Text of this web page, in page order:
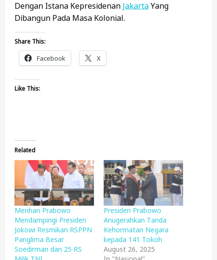
Dengan Istana Kepresidenan JakartaYang
Dibangun Pada Masa Kolonial.
Share This:
Facebook X
Like This:
Related
Menhan Prabowo
Mendampingi Presiden
Jokowi Resmikan RSPPN
Panglima Besar
Soedirman dan 25 RS
Presiden Prabowo
Anugerahkan Tanda
Kehormatan Negara
kepada 141 Tokoh
August 26, 2025